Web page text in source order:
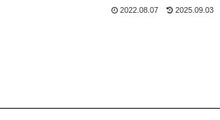
2022.08.07 2025.09.03